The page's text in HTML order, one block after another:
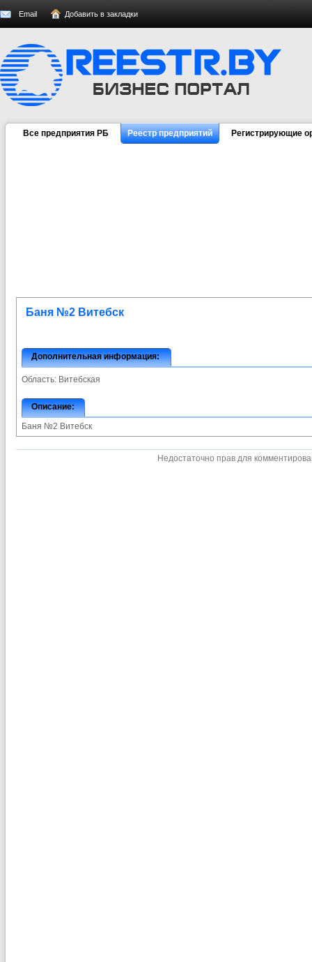
Email Добавить в закладки
Все предприятия РБ Реестр предприятий Регистрирующие
Баня №2 Витебск
Дополнительная информация:
Область: Витебская
Описание:
Баня №2 Витебск
Недостаточно прав для